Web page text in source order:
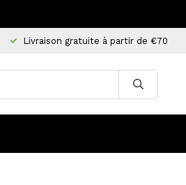
Livraison gratuite à partir de €70